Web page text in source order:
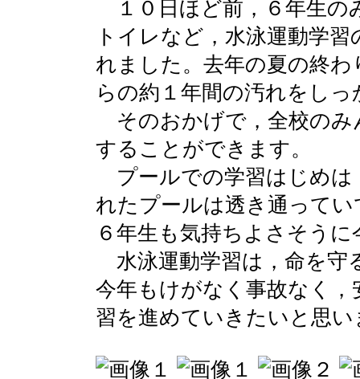
１０日ほど前，６年生の
トイレなど，水泳運動学
れました。去年の夏の終
らの約１年間の汚れをし
そのおかげで，全校のみ
することができます。
プールでの学習はじめは
れたプールは透き通って
６年生も気持ちよさそう
水泳運動学習は，命を守
今年もけがなく事故なく
習を進めていきたいと思い